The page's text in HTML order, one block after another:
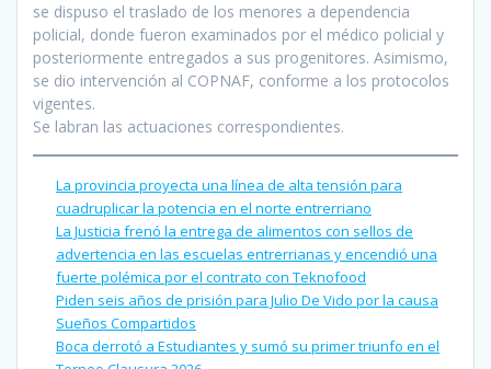
se dispuso el traslado de los menores a dependencia
policial, donde fueron examinados por el médico policial y
posteriormente entregados a sus progenitores. Asimismo,
se dio intervención al COPNAF, conforme a los protocolos
vigentes.
Se labran las actuaciones correspondientes.
La provincia proyecta una línea de alta tensión para
cuadruplicar la potencia en el norte entrerriano
La Justicia frenó la entrega de alimentos con sellos de
advertencia en las escuelas entrerrianas y encendió una
fuerte polémica por el contrato con Teknofood
Piden seis años de prisión para Julio De Vido por la causa
Sueños Compartidos
Boca derrotó a Estudiantes y sumó su primer triunfo en el